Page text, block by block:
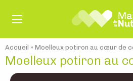
Accueil » Moelleux potiron au cœur de
Moelleux potiron au